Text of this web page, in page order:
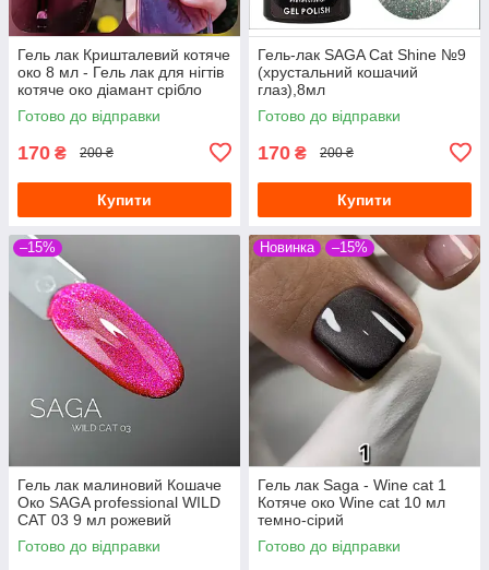
Гель лак Кришталевий котяче
око 8 мл - Гель лак для нігтів
котяче око діамант срібло
Кришталева Кішечка
Готово до відправки
170 ₴ 200 ₴
Купити
Гель-лак SAGA Cat Shine №9
(хрустальний кошачий
глаз),8мл
Готово до відправки
170 ₴ 200 ₴
Купити
–15%
Гель лак малиновий Кошаче
Око SAGA professional WILD
CAT 03 9 мл рожевий
Готово до відправки
Новинка –15%
Гель лак Saga - Wine cat 1
Котяче око Wine cat 10 мл
темно-сірий
Готово до відправки